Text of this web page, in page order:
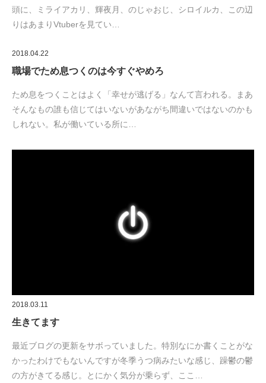
頭に、ミライアカリ、輝夜月、のじゃおじ、シロイルカ、この辺
りはあまりVtuberを見てい…
2018.04.22
職場でため息つくのは今すぐやめろ
ため息をつくことはよく「幸せが逃げる」なんて言われる。まあ
そんなもの誰も信じてはいないがあながち間違いではないのかも
しれない。私が働いている所に…
2018.03.11
生きてます
最近ブログの更新をサボっていました。特別なにか書くことがな
かったわけでもないんですが冬季うつ病みたいな感じ、躁鬱の鬱
の方がきてる感じ。とにかく気分が乗らず、ここ…